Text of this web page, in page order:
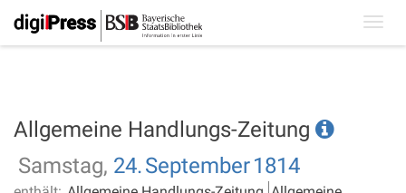
Allgemeine Handlungs-Zeitung
Samstag, 24.September1814